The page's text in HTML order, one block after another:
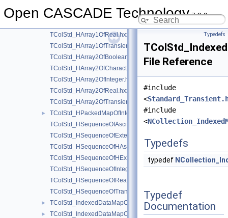
Open CASCADE Technology7.9.0
TColStd_HArray1OfInteger.hxx
TColStd_HArray1OfListOfInteger.hxx
TColStd_HArray1OfReal.hxx
TColStd_HArray1OfTransient.hxx
TColStd_HArray2OfBoolean.hxx
TColStd_HArray2OfCharacter.hxx
TColStd_HArray2OfInteger.hxx
TColStd_HArray2OfReal.hxx
TColStd_HArray2OfTransient.hxx
►
TColStd_HPackedMapOfInteger.hxx
TColStd_HSequenceOfAsciiString.hxx
TColStd_HSequenceOfExtendedString.hxx
TColStd_HSequenceOfHAsciiString.hxx
TColStd_HSequenceOfHExtendedString.hxx
TColStd_HSequenceOfInteger.hxx
TColStd_HSequenceOfReal.hxx
TColStd_HSequenceOfTransient.hxx
► TColStd_IndexedDataMapOfStringString.hxx
► TColStd_IndexedDataMapOfTransientTransient.hxx
Typedefs
File Reference
#include
<
#include
<
Typedefs
typedef
Typedef
Documentation